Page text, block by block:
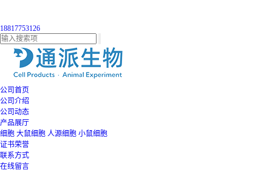
18817753126
公司首页
公司介绍
公司动态
产品展厅
细胞 大鼠细胞 人源细胞 小鼠细胞
证书荣誉
联系方式
在线留言